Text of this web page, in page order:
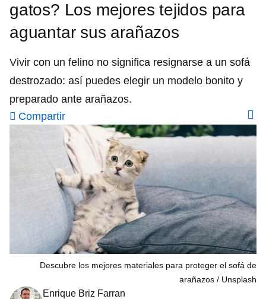
gatos? Los mejores tejidos para
aguantar sus arañazos
Vivir con un felino no significa resignarse a un sofá
destrozado: así puedes elegir un modelo bonito y
preparado ante arañazos.
Compartir
Descubre los mejores materiales para proteger el sofá de
arañazos
Unsplash
Enrique Briz Farran